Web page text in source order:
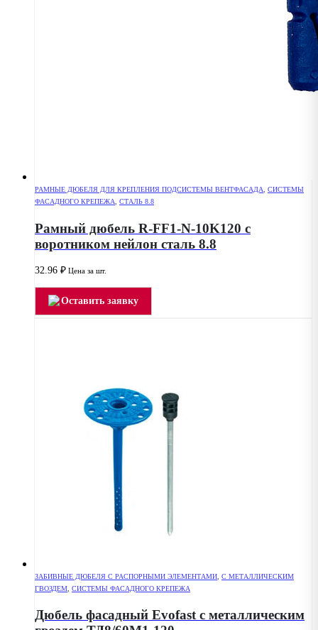
РАМНЫЕ ДЮБЕЛЯ ДЛЯ КРЕПЛЕНИЯ ПОДСИСТЕМЫ ВЕНТФАСАДА, СИСТЕМЫ
ФАСАДНОГО КРЕПЕЖА, СТАЛЬ 8.8
Рамный дюбель R-FF1-N-10K120 с
воротником нейлон сталь 8.8
32.96 ₽ Цена за шт.
Оставить заявку
ЗАБИВНЫЕ ДЮБЕЛЯ С РАСПОРНЫМИ ЭЛЕМЕНТАМИ С МЕТАЛЛИЧЕСКИМ
ГВОЗДЕМ СИСТЕМЫ ФАСАДНОГО КРЕПЕЖА
Дюбель фасадный Evofast с металлическим